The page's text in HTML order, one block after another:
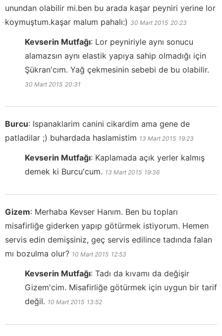
unundan olabilir mi.ben bu arada kaşar peyniri yerine lor
koymuştum.kaşar malum pahalı:) 30 Mart 2015 20:23
Kevserin Mutfağı: Lor peyniriyle aynı sonucu
alamazsın aynı elastik yapıya sahip olmadığı için
Şükran'cım. Yağ çekmesinin sebebi de bu olabilir.
30 Mart 2015 20:31
Burcu: Ispanaklarim canini cikardim ama gene de
patladilar ;) buhardada haslamistim 13 Mart 2015 19:23
Kevserin Mutfağı: Kaplamada açık yerler kalmış
demek ki Burcu'cum. 13 Mart 2015 19:36
Gizem: Merhaba Kevser Hanım. Ben bu topları
misafirliğe giderken yapıp götürmek istiyorum. Hemen
servis edin demişsiniz, geç servis edilince tadında falan
mı bozulma olur? 10 Mart 2015 12:53
Kevserin Mutfağı: Tadı da kıvamı da değişir
Gizem'cim. Misafirliğe götürmek için uygun bir tarif
değil. 10 Mart 2015 13:52